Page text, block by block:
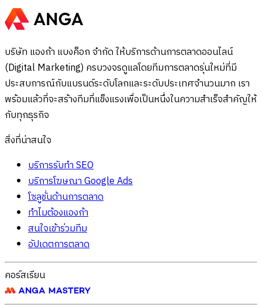
บริษัท แองก้า แบงค็อก จำกัด ให้บริการด้านการตลาดออนไลน์
(Digital Marketing) ครบวงจรดูแลโดยทีมการตลาดรุ่นใหม่ที่มี
ประสบการณ์กับแบรนด์ระดับโลกและระดับประเทศจำนวนมาก เรา
พร้อมแล้วที่จะสร้างทีมที่แข็งแรงเพื่อเป็นหนึ่งในความสำเร็จสำคัญให้
กับทุกธุรกิจ
สิ่งที่น่าสนใจ
บริการรับทำ SEO
บริการโฆษณา Google Ads
โซลูชั่นด้านการตลาด
ทำไมต้องแองก้า
สนใจเข้าร่วมทีม
อัปเดตการตลาด
คอร์สเรียน